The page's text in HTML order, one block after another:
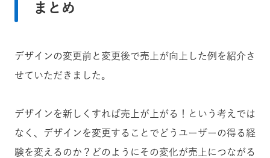
まとめ
デザインの変更前と変更後で売上が向上した例を紹介さ
せていただきました。
デザインを新しくすれば売上が上がる！という考えでは
なく、デザインを変更することでどうユーザーの得る経
験を変えるのか？どのようにその変化が売上につながる